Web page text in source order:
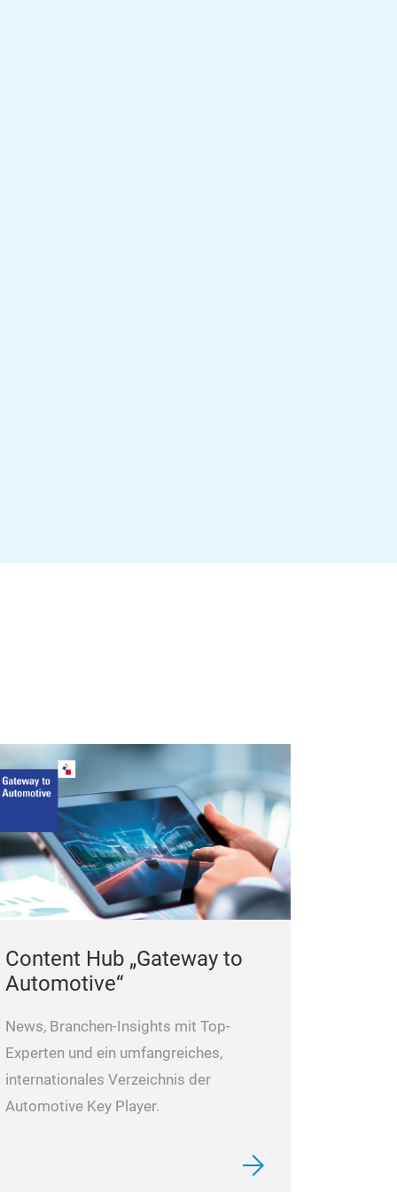
Content Hub „Gateway to
Automotive“
News, Branchen-Insights mit Top-
Experten und ein umfangreiches,
internationales Verzeichnis der
Automotive Key Player.